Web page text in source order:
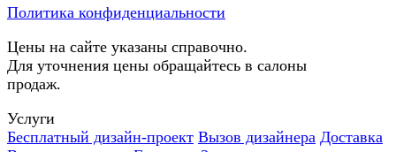
Политика конфиденциальности
Цены на сайте указаны справочно.
Для уточнения цены обращайтесь в салоны
продаж.
Услуги
Бесплатный дизайн-проект Вызов дизайнера Доставка